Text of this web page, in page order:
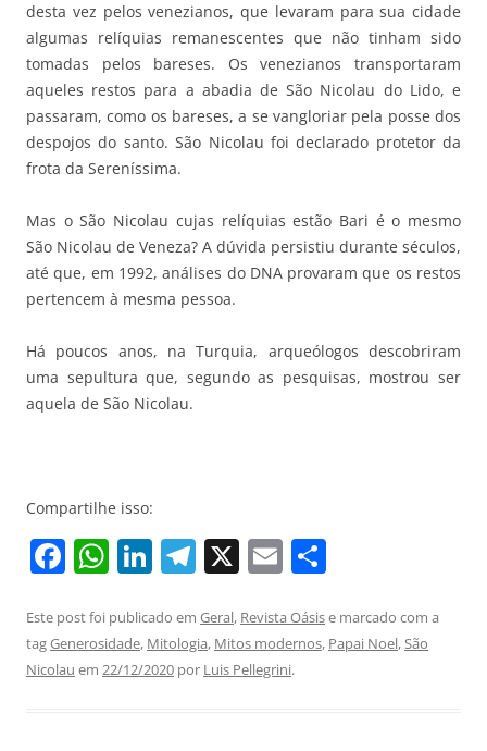
desta vez pelos venezianos, que levaram para sua cidade
algumas relíquias remanescentes que não tinham sido
tomadas pelos bareses. Os venezianos transportaram
aqueles restos para a abadia de São Nicolau do Lido, e
passaram, como os bareses, a se vangloriar pela posse dos
despojos do santo. São Nicolau foi declarado protetor da
frota da Sereníssima.
Mas o São Nicolau cujas relíquias estão Bari é o mesmo
São Nicolau de Veneza? A dúvida persistiu durante séculos,
até que, em 1992, análises do DNA provaram que os restos
pertencem à mesma pessoa.
Há poucos anos, na Turquia, arqueólogos descobriram
uma sepultura que, segundo as pesquisas, mostrou ser
aquela de São Nicolau.
Compartilhe isso:
F
c
e
W
at
s
Li
k
e
T
e
gr
X E
ai
l
ar
e
Este post foi publicado em Geral, Revista Oásise marcado com a
tagGenerosidade, Mitologia, Mitos modernos, Papai Noel,São
Nicolau em 22/12/2020 por Luis Pellegrini.